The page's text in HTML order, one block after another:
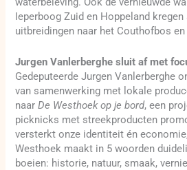
Ieperboog Zuid en Hoppeland
uitbreidingen naar het Couthofbos
Jurgen Vanlerberghe sluit af met
Gedeputeerde Jurgen Vanlerberghe
van samenwerking met lokale
naarDe Westhoek op je bord, een
picknicks met streekproducten
versterkt onze identiteit én
Westhoek maakt in 5 woorden
boeien: historie, natuur, smaak,